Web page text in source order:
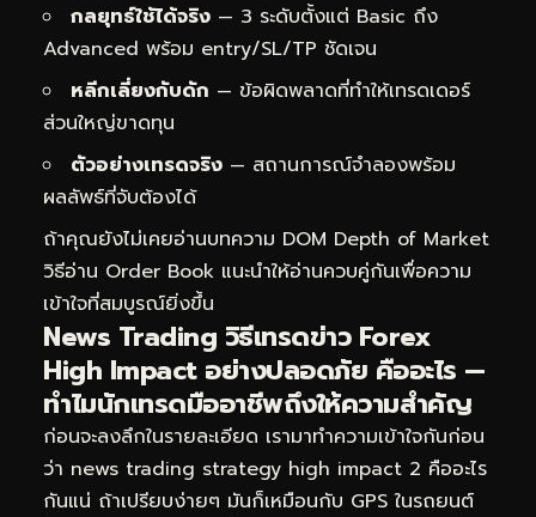
กลยุทธ์ใช้ได้จริง — 3 ระดับตั้งแต่ Basic ถึง
Advanced พร้อม entry/SL/TP ชัดเจน
หลีกเลี่ยงกับดัก — ข้อผิดพลาดที่ทำให้เทรดเดอร์
ส่วนใหญ่ขาดทุน
ตัวอย่างเทรดจริง — สถานการณ์จำลองพร้อม
ผลลัพธ์ที่จับต้องได้
ถ้าคุณยังไม่เคยอ่านบทความ DOM Depth of Market
วิธีอ่าน Order Book แนะนำให้อ่านควบคู่กันเพื่อความ
เข้าใจที่สมบูรณ์ยิ่งขึ้น
News Trading วิธีเทรดข่าว Forex
High Impact อย่างปลอดภัย คืออะไร —
ทำไมนักเทรดมืออาชีพถึงให้ความสำคัญ
ก่อนจะลงลึกในรายละเอียด เรามาทำความเข้าใจกันก่อน
ว่า news trading strategy high impact 2 คืออะไร
กันแน่ ถ้าเปรียบง่ายๆ มันก็เหมือนกับ GPS ในรถยนต์